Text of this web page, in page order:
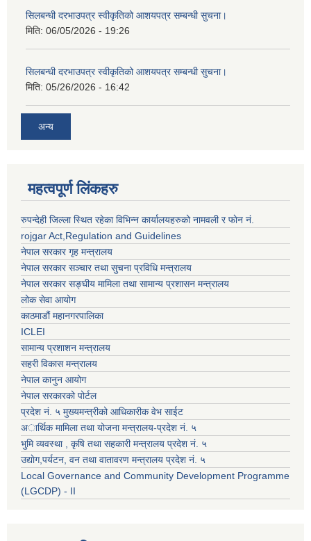
सिलबन्धी दरभाउपत्र स्वीकृतिको आशयपत्र सम्बन्धी सुचना।
मिति: 06/05/2026 - 19:26
सिलबन्धी दरभाउपत्र स्वीकृतिको आशयपत्र सम्बन्धी सुचना।
मिति: 05/26/2026 - 16:42
अन्य
महत्वपूर्ण लिंकहरु
रुपन्देही जिल्ला स्थित रहेका विभिन्न कार्यालयहरुको नामवली र फाेन न‌ं.
rojgar Act,Regulation and Guidelines
नेपाल सरकार गृह मन्त्रालय
नेपाल सरकार सञ्चार तथा सुचना प्रविधि मन्त्रालय
नेपाल सरकार सङ्घीय मामिला तथा सामान्य प्रशासन मन्त्रालय
लोक सेवा आयोग
काठमाडौं महानगरपालिका
ICLEI
सामान्य प्रशाशन मन्त्रालय
सहरी विकास मन्त्रालय
नेपाल कानुन आयोग
नेपाल सरकारको पोर्टल
प्रदेश नं. ५ मुख्यमन्त्रीको आधिकारीक वेभ साईट
अार्थिक मामिला तथा योजना मन्त्रालय-प्रदेश नं. ५
भुमि व्यवस्था , कृषि तथा सहकारी मन्त्रालय प्रदेश नं. ५
उद्याेग,पर्यटन, वन तथा वातावरण मन्त्रालय प्रदेश नं. ५
Local Governance and Community Development Programme
(LGCDP) - II